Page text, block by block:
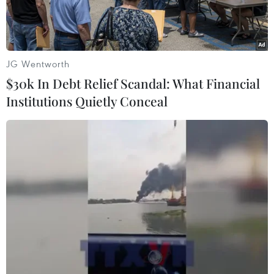
Người lao động tại Công ty Cổ phần May Đáp, Bắc Binh. (Ảnh:
Thanh Thương/TTXVN)
Ngày 19/11, tại phiên họp thường kỳ tháng 11
của Ủy ban Nhân dân tỉnh và họp Ban Chỉ đạo
JG Wentworth
$30k In Debt Relief Scandal: What Financial
Institutions Quietly Conceal